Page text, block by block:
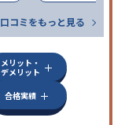
口コミをもっと見る
メリット・
デメリット
合格実績